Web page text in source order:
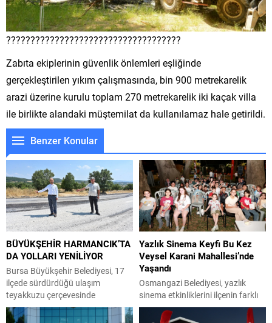
????????????????????????????????????
Zabıta ekiplerinin güvenlik önlemleri eşliğinde
gerçekleştirilen yıkım çalışmasında, bin 900 metrekarelik
arazi üzerine kurulu toplam 270 metrekarelik iki kaçak villa
ile birlikte alandaki müştemilat da kullanılamaz hale getirildi.
Benzer Konular
BÜYÜKŞEHİR HARMANCIK’TA
DA YOLLARI YENİLİYOR
Bursa Büyükşehir Belediyesi, 17
ilçede sürdürdüğü ulaşım
teyakkuzu çerçevesinde
Harmacık ilçesinde 5 mahallenin
yollarını yenileme çalışmalarına
Yazlık Sinema Keyfi Bu Kez
Veysel Karani Mahallesi’nde
Yaşandı
Osmangazi Belediyesi, yazlık
sinema etkinliklerini ilçenin farklı
mahallelerine taşımaya devam
ediyor. “Osmangazi’de Yaz Film